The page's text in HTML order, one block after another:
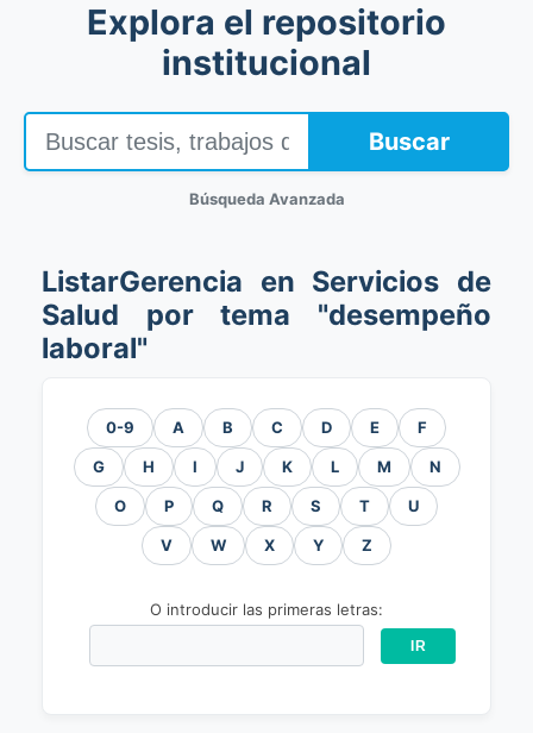
Explora el repositorio
institucional
Buscar
Búsqueda Avanzada
ListarGerencia en Servicios de
Salud por tema "desempeño
laboral"
0-9 A B C D E F
G H I J K L M N
O P Q R S T U
V W X Y Z
O introducir las primeras letras: